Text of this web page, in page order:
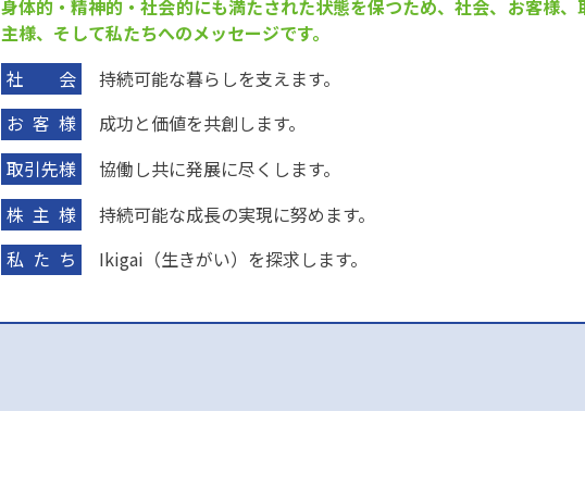
身体的・精神的・社会的にも満たされた状態を保つため、社会、お客様、
主様、そして私たちへのメッセージです。
社会
持続可能な暮らしを支えます。
お客様
成功と価値を共創します。
取引先様
協働し共に発展に尽くします。
株主様
持続可能な成長の実現に努めます。
私たち
Ikigai（生きがい）を探求します。